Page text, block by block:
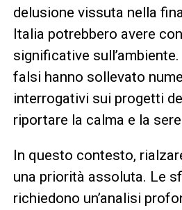
delusione vissuta nella
Italia potrebbero avere
significative
falsi hanno sollevato
interrogativi sui progetti
riportare la calma e la
In questo contesto,
una priorità assoluta. Le
richiedono un’analisi